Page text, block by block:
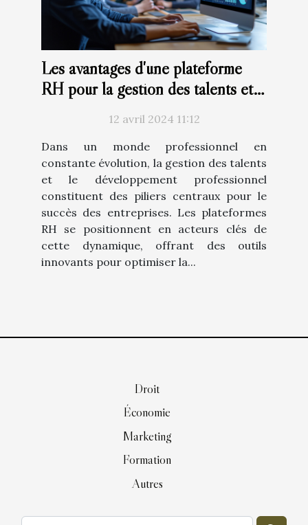
Les avantages d'une plateforme
RH pour la gestion des talents et
le développement professionnel
12 avril 2024 11:12
Dans un monde professionnel en
constante évolution, la gestion des talents
et le développement professionnel
constituent des piliers centraux pour le
succès des entreprises. Les plateformes
RH se positionnent en acteurs clés de
cette dynamique, offrant des outils
innovants pour optimiser la...
Droit
Économie
Marketing
Formation
Autres